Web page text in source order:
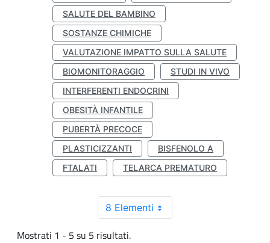
SALUTE DEL BAMBINO
SOSTANZE CHIMICHE
VALUTAZIONE IMPATTO SULLA SALUTE
BIOMONITORAGGIO
STUDI IN VIVO
INTERFERENTI ENDOCRINI
OBESITÀ INFANTILE
PUBERTÀ PRECOCE
PLASTICIZZANTI
BISFENOLO A
FTALATI
TELARCA PREMATURO
8 Elementi
Mostrati 1 - 5 su 5 risultati.